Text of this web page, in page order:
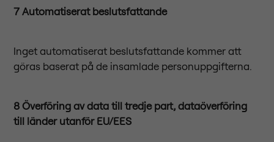
7 Automatiserat beslutsfattande
Inget automatiserat beslutsfattande kommer att
göras baserat på de insamlade personuppgifterna.
8 Överföring av data till tredje part, dataöverföring
till länder utanför EU/EES